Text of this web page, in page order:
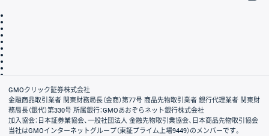
会社案内
GMOクリック証券株式会社
金融商品取引業者 関東財務局長（金商）第77号 商品先物取引業者 銀行代理業者 関東財
務局長（銀代）第330号 所属銀行：GMOあおぞらネット銀行株式会社
加入協会：日本証券業協会、一般社団法人 金融先物取引業協会、日本商品先物取引協会
当社はGMOインターネットグループ（東証プライム上場9449）のメンバーです。